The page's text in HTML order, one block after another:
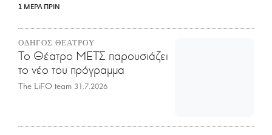
1 ΜΕΡΑ ΠΡΙΝ
ΟΔΗΓΟΣ ΘΕΑΤΡΟΥ
Το Θέατρο ΜΕΤΣ παρουσιάζει
το νέο του πρόγραμμα
The LiFO team 31.7.2026